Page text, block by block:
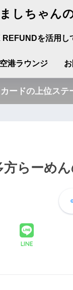
ましちゃん
REFUNDを活用し
空港ラウンジ
ードの上位ス
らーめん
LINE